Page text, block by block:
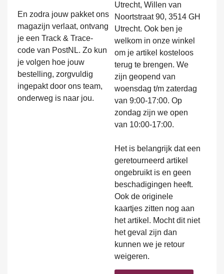
En zodra jouw pakket ons
magazijn verlaat, ontvang
je een Track & Trace-
code van PostNL. Zo kun
je volgen hoe jouw
bestelling, zorgvuldig
ingepakt door ons team,
onderweg is naar jou.
Utrecht, Willen van
Noortstraat 90, 3514 GH
Utrecht. Ook ben je
welkom in onze winkel
om je artikel kosteloos
terug te brengen. We
zijn geopend van
woensdag t/m zaterdag
van 9:00-17:00. Op
zondag zijn we open
van 10:00-17:00.
Het is belangrijk dat een
geretourneerd artikel
ongebruikt is en geen
beschadigingen heeft.
Ook de originele
kaartjes zitten nog aan
het artikel. Mocht dit niet
het geval zijn dan
kunnen we je retour
weigeren.